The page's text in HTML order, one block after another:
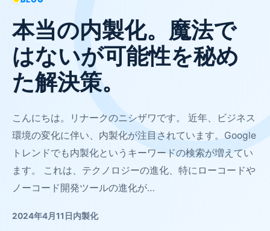
本当の内製化。魔法で
はないが可能性を秘め
た解決策。
こんにちは。リナークのニシザワです。 近年、ビジネス
環境の変化に伴い、内製化が注目されています。Google
トレンドでも内製化というキーワードの検索が増えてい
ます。 これは、テクノロジーの進化、特にローコードや
ノーコード開発ツールの進化が…
2024年4月11日 内製化